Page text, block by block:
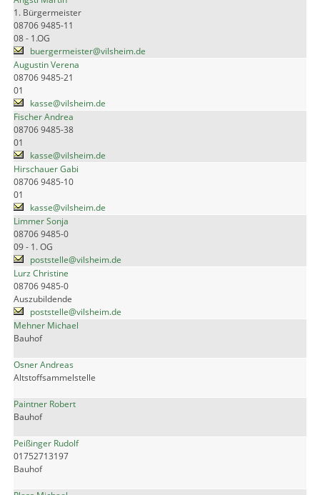
1. Bürgermeister
08706 9485-11
08 - 1.OG
buergermeister@vilsheim.de
Augustin Verena
08706 9485-21
01
kasse@vilsheim.de
Fischer Andrea
08706 9485-38
01
kasse@vilsheim.de
Hirschauer Gabi
08706 9485-10
01
kasse@vilsheim.de
Limmer Sonja
08706 9485-0
09 - 1. OG
poststelle@vilsheim.de
Lurz Christine
08706 9485-0
Auszubildende
poststelle@vilsheim.de
Mehner Michael
Bauhof
Osner Andreas
Altstoffsammelstelle
Paintner Robert
Bauhof
Peißinger Rudolf
01752713197
Bauhof